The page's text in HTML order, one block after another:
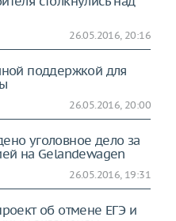
26.05.2016, 20:16
поддержкой для
26.05.2016, 20:00
уголовное дело за
на Gelandewagen
26.05.2016, 19:31
об отмене ЕГЭ и